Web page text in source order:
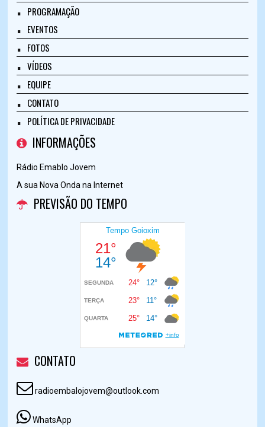
PROGRAMAÇÃO
EVENTOS
FOTOS
VÍDEOS
EQUIPE
CONTATO
POLÍTICA DE PRIVACIDADE
INFORMAÇÕES
Rádio Emablo Jovem
A sua Nova Onda na Internet
PREVISÃO DO TEMPO
CONTATO
radioembalojovem@outlook.com
WhatsApp